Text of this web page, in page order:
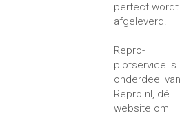
perfect wordt
afgeleverd.
Repro-
plotservice is
onderdeel van
Repro.nl, dé
website om